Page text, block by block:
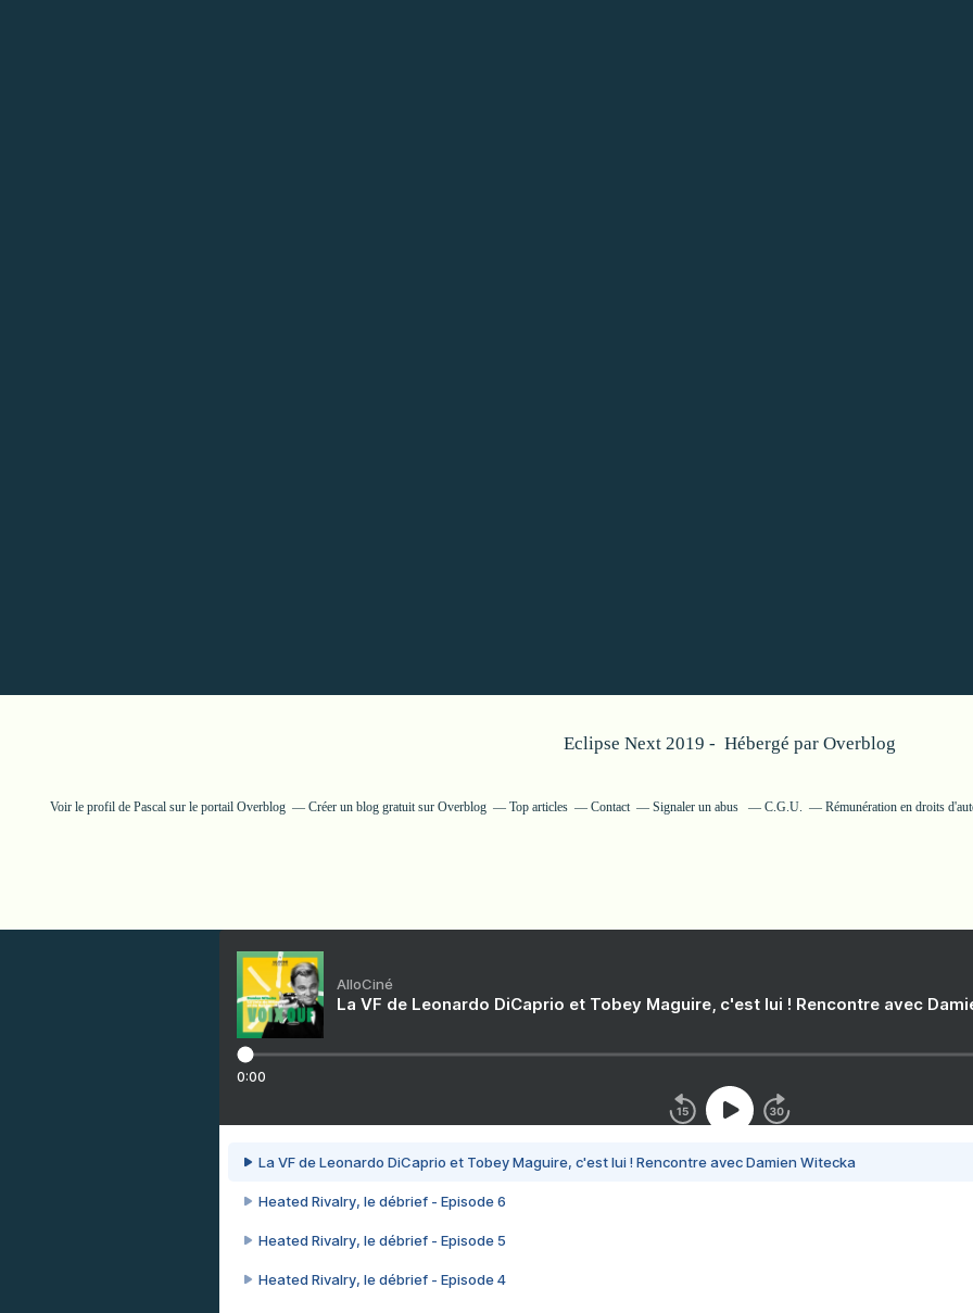
Eclipse Next 2019 - Hébergé par Overblog
Voir le profil de Pascalsur le portail Overblog Créer un blog gratuit sur Overblog Top articles Contact Signaler un abus C.G.U. Rémunération en droits
AlloCiné
La VF de Leonardo DiCaprio et Tobey Maguire, c'est lui ! Rencontre avec
0:00
La VF de Leonardo DiCaprio et Tobey Maguire, c'est lui ! Rencontre avec Damien Witecka
Heated Rivalry, le débrief - Episode 6
Heated Rivalry, le débrief - Episode 5
Heated Rivalry, le débrief - Episode 4